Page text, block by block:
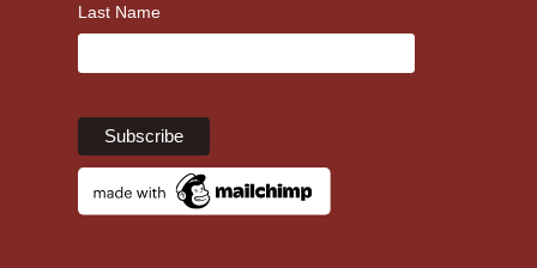
Last Name